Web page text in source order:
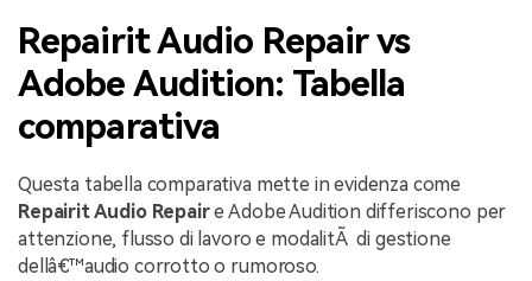
Repairit Audio Repair vs
Adobe Audition: Tabella
comparativa
Questa tabella comparativa mette in evidenza come
Repairit Audio Repaire Adobe Audition differiscono per
attenzione, flusso di lavoro e modalitÃ di gestione
dellâ€™audio corrotto o rumoroso.